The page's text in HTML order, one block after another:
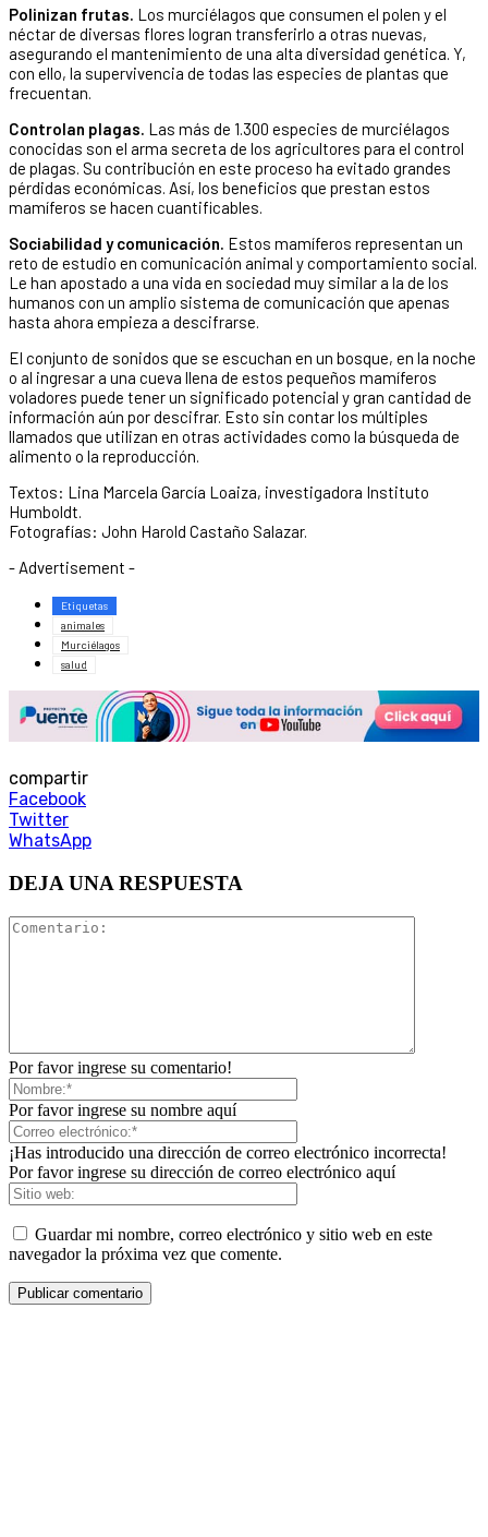
Polinizan frutas. Los murciélagos que consumen el polen y el
néctar de diversas flores logran transferirlo a otras nuevas,
asegurando el mantenimiento de una alta diversidad genética. Y,
con ello, la supervivencia de todas las especies de plantas que
frecuentan.
Controlan plagas. Las más de 1.300 especies de murciélagos
conocidas son el arma secreta de los agricultores para el control
de plagas. Su contribución en este proceso ha evitado grandes
pérdidas económicas. Así, los beneficios que prestan estos
mamíferos se hacen cuantificables.
Sociabilidad y comunicación. Estos mamíferos representan un
reto de estudio en comunicación animal y comportamiento social.
Le han apostado a una vida en sociedad muy similar a la de los
humanos con un amplio sistema de comunicación que apenas
hasta ahora empieza a descifrarse.
El conjunto de sonidos que se escuchan en un bosque, en la noche
o al ingresar a una cueva llena de estos pequeños mamíferos
voladores puede tener un significado potencial y gran cantidad de
información aún por descifrar. Esto sin contar los múltiples
llamados que utilizan en otras actividades como la búsqueda de
alimento o la reproducción.
Textos: Lina Marcela García Loaiza, investigadora Instituto
Humboldt.
Fotografías: John Harold Castaño Salazar.
- Advertisement -
Etiquetas
animales
Murciélagos
salud
compartir
Facebook
Twitter
WhatsApp
DEJA UNA RESPUESTA
Por favor ingrese su comentario!
Por favor ingrese su nombre aquí
¡Has introducido una dirección de correo electrónico incorrecta!
Por favor ingrese su dirección de correo electrónico aquí
Guardar mi nombre, correo electrónico y sitio web en este
navegador la próxima vez que comente.